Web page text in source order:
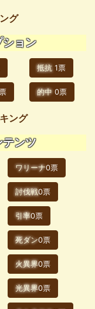
グ
ョン
抵抗 1票
的中 0票
ング
ンツ
ワリーナ0票
討伐戦0票
引率0票
死ダン0票
火異界0票
光異界0票